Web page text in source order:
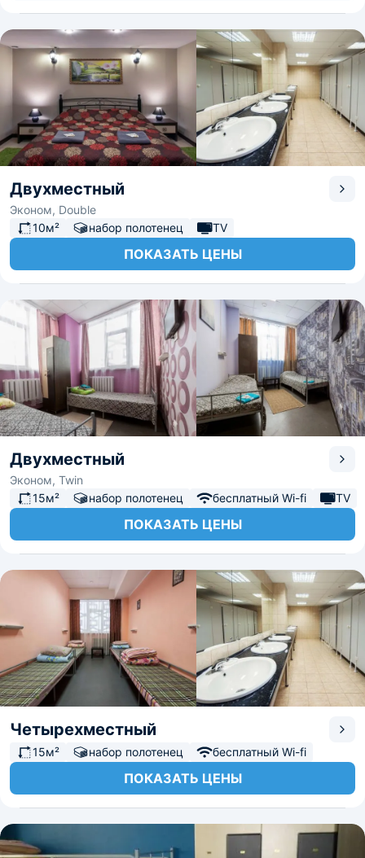
Двухместный
Эконом, Double
10м²
набор полотенец TV
ПОКАЗАТЬ ЦЕНЫ
Двухместный
Эконом, Twin
15м²
набор полотенец бесплатный Wi-fi TV
ПОКАЗАТЬ ЦЕНЫ
Четырехместный
15м² набор полотенец бесплатный Wi-fi
ПОКАЗАТЬ ЦЕНЫ